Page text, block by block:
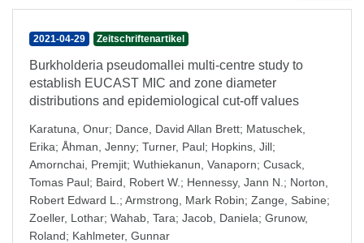
2021-04-29 Zeitschriftenartikel
Burkholderia pseudomallei multi-centre study to
establish EUCAST MIC and zone diameter
distributions and epidemiological cut-off values
Karatuna, Onur; Dance, David Allan Brett; Matuschek,
Erika; Åhman, Jenny; Turner, Paul; Hopkins, Jill;
Amornchai, Premjit; Wuthiekanun, Vanaporn; Cusack,
Tomas Paul; Baird, Robert W. ; Hennessy, Jann N. ; Norton,
Robert Edward L. ; Armstrong, Mark Robin; Zange, Sabine;
Zoeller, Lothar; Wahab, Tara; Jacob, Daniela; Grunow,
Roland; Kahlmeter, Gunnar